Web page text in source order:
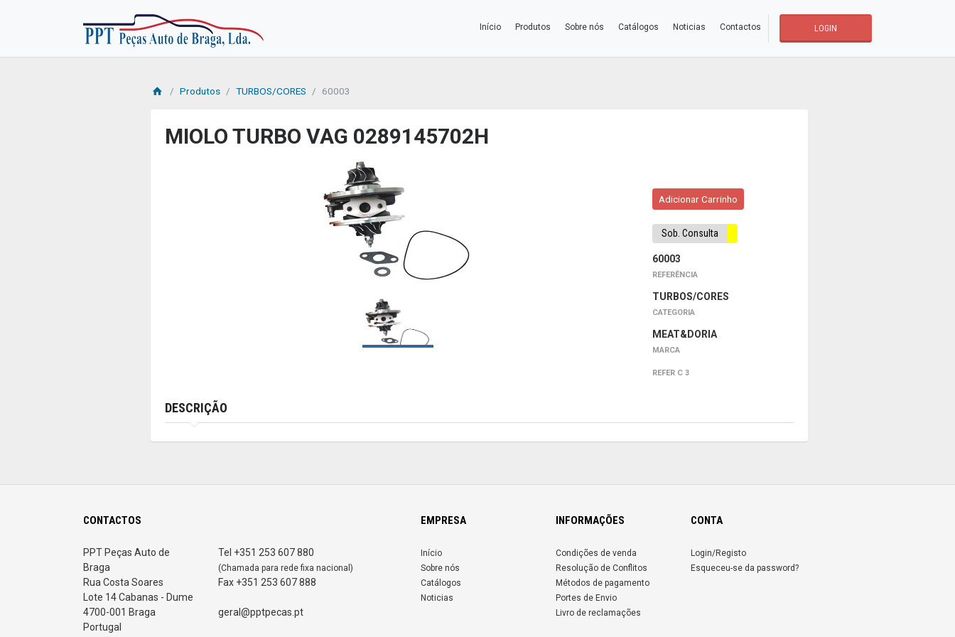
Início Produtos Sobre nós Catálogos Noticias Contactos LOGIN
Produtos TURBOS/CORES 60003
MIOLO TURBO VAG 0289145702H
Adicionar Carrinho
Sob. Consulta
60003
REFERÊNCIA
TURBOS/CORES
CATEGORIA
MEAT&DORIA
MARCA
REFER C 3
DESCRIÇÃO
CONTACTOS
PPT Peças Auto de
Braga
Rua Costa Soares
Lote 14 Cabanas - Dume
4700-001 Braga
Portugal
Tel +351 253 607 880
(Chamada para rede fixa nacional)
Fax +351 253 607 888
geral@pptpecas.pt
EMPRESA
Início
Sobre nós
Catálogos
Noticias
INFORMAÇÕES
Condições de venda
Resolução de Conflitos
Métodos de pagamento
Portes de Envio
Livro de reclamações
CONTA
Login/Registo
Esqueceu-se da password?